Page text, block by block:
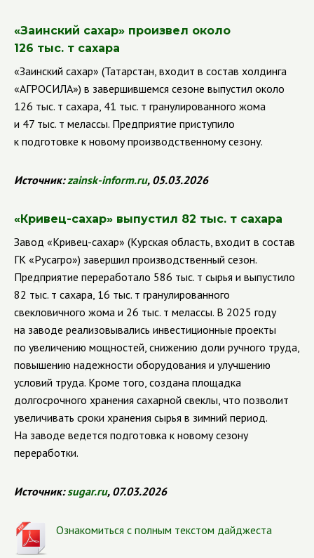
«Заинский сахар» произвел около
126 тыс. т сахара
«Заинский сахар» (Татарстан, входит в состав холдинга
«АГРОСИЛА») в завершившемся сезоне выпустил около
126 тыс. т сахара, 41 тыс. т гранулированного жома
и 47 тыс. т мелассы. Предприятие приступило
к подготовке к новому производственному сезону.
Источник:zainsk-inform.ru, 05.03.2026
«Кривец-сахар» выпустил 82 тыс. т сахара
Завод «Кривец-сахар» (Курская область, входит в состав
ГК «Русагро») завершил производственный сезон.
Предприятие переработало 586 тыс. т сырья и выпустило
82 тыс. т сахара, 16 тыс. т гранулированного
свекловичного жома и 26 тыс. т мелассы. В 2025 году
на заводе реализовывались инвестиционные проекты
по увеличению мощностей, снижению доли ручного труда,
повышению надежности оборудования и улучшению
условий труда. Кроме того, создана площадка
долгосрочного хранения сахарной свеклы, что позволит
увеличивать сроки хранения сырья в зимний период.
На заводе ведется подготовка к новому сезону
переработки.
Источник:sugar.ru, 07.03.2026
Ознакомиться с полным текстом дайджеста